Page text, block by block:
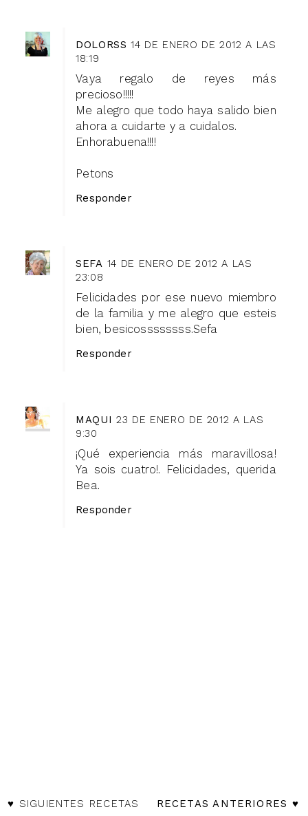
DOLORSS 14 DE ENERO DE 2012 A LAS
18:19
Vaya regalo de reyes más
precioso!!!!!
Me alegro que todo haya salido bien
ahora a cuidarte y a cuidalos.
Enhorabuena!!!!
Petons
Responder
SEFA 14 DE ENERO DE 2012 A LAS
23:08
Felicidades por ese nuevo miembro
de la familia y me alegro que esteis
bien, besicossssssss.Sefa
Responder
MAQUI 23 DE ENERO DE 2012 A LAS
9:30
¡Qué experiencia más maravillosa!
Ya sois cuatro!. Felicidades, querida
Bea.
Responder
♥ SIGUIENTES RECETAS RECETAS ANTERIORES ♥